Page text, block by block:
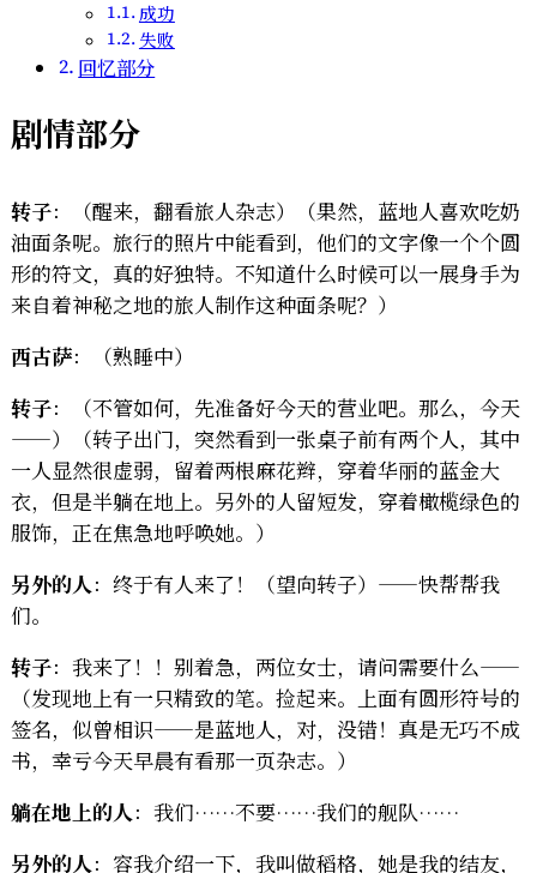
成功
失败
回忆部分
剧情部分
转子：（醒来，翻看旅人杂志）（果然，蓝地人喜欢吃奶
油面条呢。旅行的照片中能看到，他们的文字像一个个圆
形的符文，真的好独特。不知道什么时候可以一展身手为
来自着神秘之地的旅人制作这种面条呢？）
西古萨：（熟睡中）
转子：（不管如何，先准备好今天的营业吧。那么，今天
——）（转子出门，突然看到一张桌子前有两个人，其中
一人显然很虚弱，留着两根麻花辫，穿着华丽的蓝金大
衣，但是半躺在地上。另外的人留短发，穿着橄榄绿色的
服饰，正在焦急地呼唤她。）
另外的人：终于有人来了！（望向转子）——快帮帮我
们。
转子：我来了！！别着急，两位女士，请问需要什么——
（发现地上有一只精致的笔。捡起来。上面有圆形符号的
签名，似曾相识——是蓝地人，对，没错！真是无巧不成
书，幸亏今天早晨有看那一页杂志。）
躺在地上的人：我们……不要……我们的舰队……
另外的人：容我介绍一下，我叫做稻格，她是我的结友，